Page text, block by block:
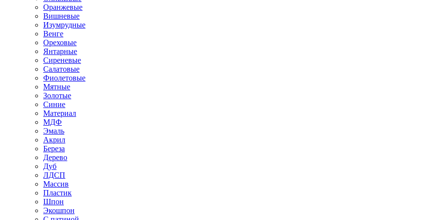
Оранжевые
Вишневые
Изумрудные
Венге
Ореховые
Янтарные
Сиреневые
Салатовые
Фиолетовые
Мятные
Золотые
Синие
Материал
МДФ
Эмаль
Акрил
Береза
Дерево
Дуб
ЛДСП
Массив
Пластик
Шпон
Экошпон